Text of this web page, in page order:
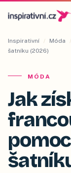
Inspirativní / Móda /
šatníku (2026)
MÓDA
Jak